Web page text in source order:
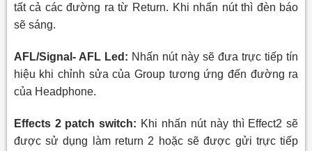
tất cả các đường ra từ Return. Khi nhấn nút thì đèn báo
sẽ sáng.
AFL/Signal- AFL Led: Nhấn nút này sẽ đưa trực tiếp tín
hiệu khi chỉnh sửa của Group tương ứng đến đường ra
của Headphone.
Effects 2 patch switch: Khi nhấn nút này thì Effect2 sẽ
được sử dụng làm return 2 hoặc sẽ được gửi trực tiếp